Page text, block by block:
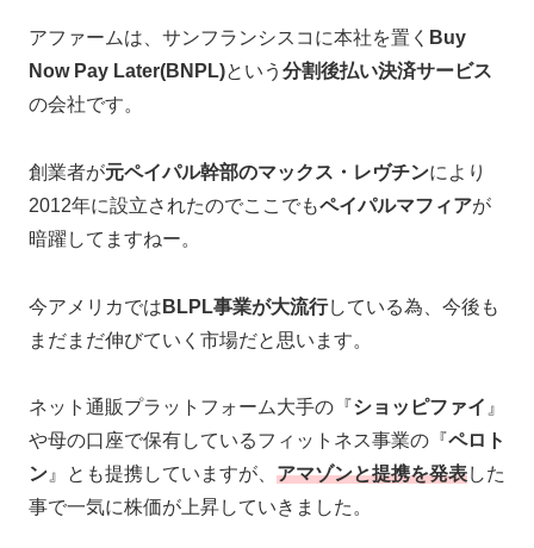
アファームは、サンフランシスコに本社を置く Buy
Now Pay Later(BNPL)という 分割後払い決済サービス
の会社です。
創業者が元ペイパル幹部のマックス・レヴチンにより
2012年に設立されたのでここでもペイパルマフィアが
暗躍してますねー。
今アメリカでは BLPL事業が大流行している為、今後も
まだまだ伸びていく市場だと思います。
ネット通販プラットフォーム大手の『ショッピファイ 』
や母の口座で保有しているフィットネス事業の『ペロト
ン 』とも提携していますが、 アマゾンと提携を発表した
事で一気に株価が上昇していきました。